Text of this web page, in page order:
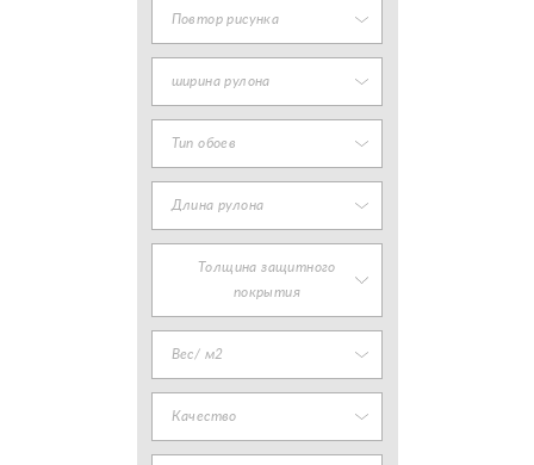
Повтор рисунка
ширина рулона
Тип обоев
Длина рулона
Толщина защитного
покрытия
Вес/ м2
Качество